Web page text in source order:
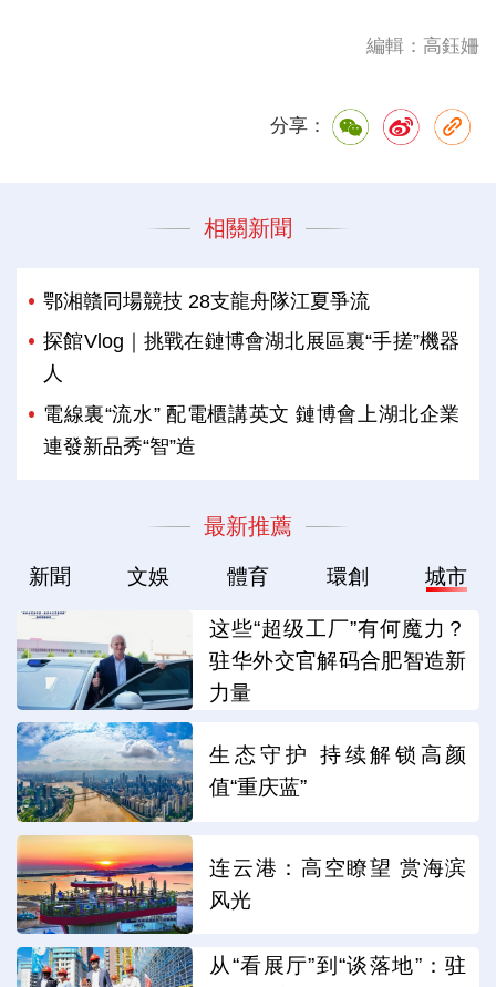
編輯：高鈺姍
分享：
相關新聞
鄂湘贛同場競技 28支龍舟隊江夏爭流
探館Vlog｜挑戰在鏈博會湖北展區裏“手搓”機器
人
電線裏“流水” 配電櫃講英文 鏈博會上湖北企業
連發新品秀“智”造
最新推薦
新聞 文娛 體育 環創 城市
这些“超级工厂”有何魔力？
驻华外交官解码合肥智造新
力量
生态守护 持续解锁高颜
值“重庆蓝”
连云港：高空瞭望 赏海滨
风光
从“看展厅”到“谈落地”：驻